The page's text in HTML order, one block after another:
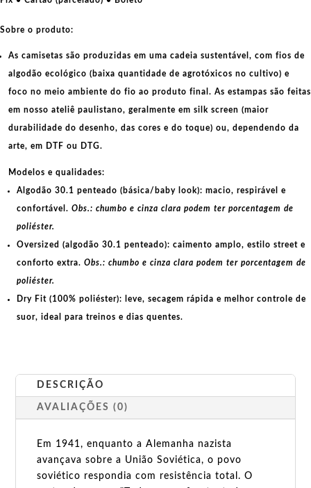
a
quantidade
Sobre o produto:
As camisetas são produzidas em uma cadeia sustentável, com fios de
algodão ecológico (baixa quantidade de agrotóxicos no cultivo) e
foco no meio ambiente do fio ao produto final. As estampas são feitas
em nosso ateliê paulistano, geralmente em silk screen (maior
durabilidade do desenho, das cores e do toque) ou, dependendo da
arte, em DTF ou DTG.
Modelos e qualidades:
Algodão 30.1 penteado (básica/baby look): macio, respirável e
confortável. Obs.: chumbo e cinza clara podem ter porcentagem de
poliéster.
Oversized (algodão 30.1 penteado): caimento amplo, estilo street e
conforto extra. Obs.: chumbo e cinza clara podem ter porcentagem de
poliéster.
Dry Fit (100% poliéster): leve, secagem rápida e melhor controle de
suor, ideal para treinos e dias quentes.
DESCRIÇÃO
AVALIAÇÕES (0)
Em 1941, enquanto a Alemanha nazista
avançava sobre a União Soviética, o povo
soviético respondia com resistência total. O